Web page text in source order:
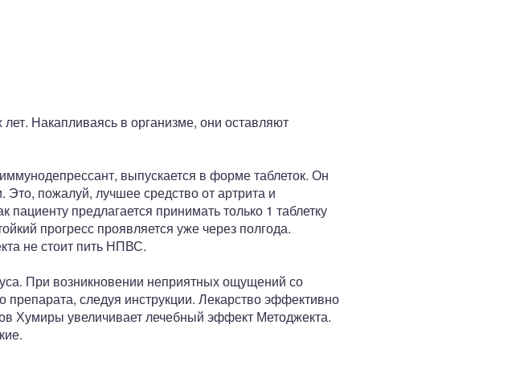
Накапливаясь в организме, они оставляют
выпускается в форме таблеток. Он
пожалуй, лучшее средство от артрита и
предлагается принимать только 1 таблетку
прогресс проявляется уже через полгода.
не стоит пить НПВС.
При возникновении неприятных ощущений со
следуя инструкции. Лекарство эффективно
Хумиры увеличивает лечебный эффект Методжекта.